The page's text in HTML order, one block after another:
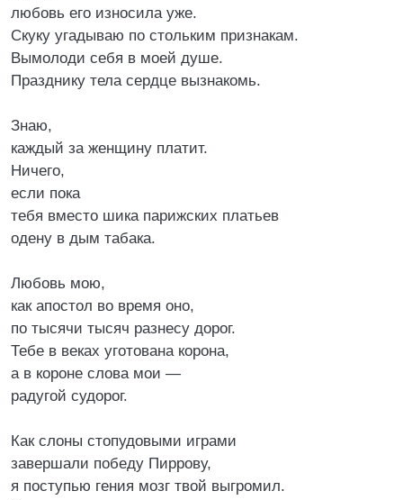
любовь его износила уже.
Скуку угадываю по стольким признакам.
Вымолоди себя в моей душе.
Празднику тела сердце вызнакомь.
Знаю,
каждый за женщину платит.
Ничего,
если пока
тебя вместо шика парижских платьев
одену в дым табака.
Любовь мою,
как апостол во время оно,
по тысячи тысяч разнесу дорог.
Тебе в веках уготована корона,
а в короне слова мои —
радугой судорог.
Как слоны стопудовыми играми
завершали победу Пиррову,
я поступью гения мозг твой выгромил.